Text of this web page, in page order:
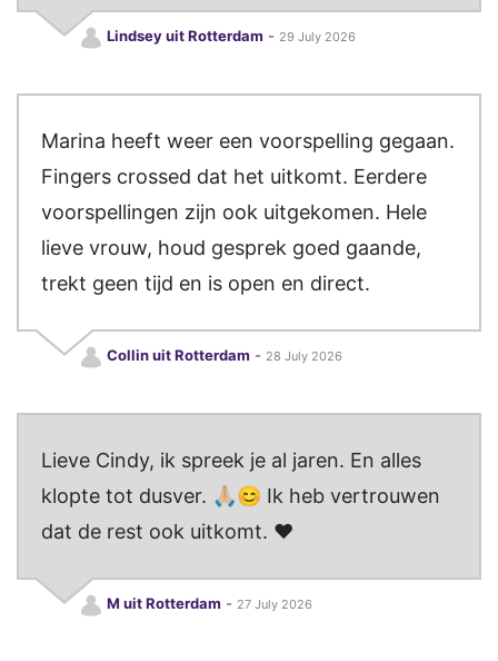
Lindsey uit Rotterdam - 29 July 2026
Marina heeft weer een voorspelling gegaan.
Fingers crossed dat het uitkomt. Eerdere
voorspellingen zijn ook uitgekomen. Hele
lieve vrouw, houd gesprek goed gaande,
trekt geen tijd en is open en direct.
Collin uit Rotterdam - 28 July 2026
Lieve Cindy, ik spreek je al jaren. En alles
klopte tot dusver. 🙏🏼😊 Ik heb vertrouwen
dat de rest ook uitkomt. ❤️
M uit Rotterdam - 27 July 2026